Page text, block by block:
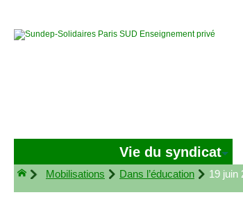
Vie du syndicat
Mobilisations Dans l’éducation 19 juin